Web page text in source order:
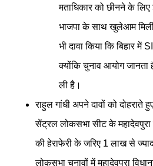
मताधिकार को छीनने के
भाजपा के साथ खुलेआम
भी दावा किया कि बिहार में
क्योंकि चुनाव आयोग
ली है।
राहुल गांधी अपने दावों को
सेंट्रल लोकसभा सीट के महादेवपुरा
की हेराफेरी के जरिए 1 लाख से
लोकसभा चुनावों में महादेवपुरा